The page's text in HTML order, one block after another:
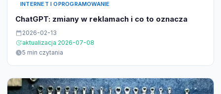
INTERNET I OPROGRAMOWANIE
ChatGPT: zmiany w reklamach i co to oznacza
2026-02-13
aktualizacja 2026-07-08
5 min czytania